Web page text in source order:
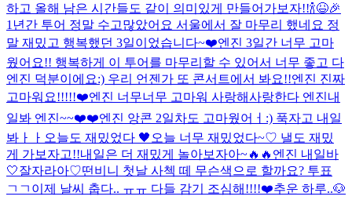
하고 올해 남은 시간들도 같이 의미있게 만들어가보자!!🍾😆🎉
1년간 투어 정말 수고많았어요 서울에서 잘 마무리 했네요 정
말 재밌고 행복했던 3일이었습니다~❤️엔진 3일간 너무 고마
웠어요!! 행복하게 이 투어를 마무리할 수 있어서 너무 좋고 다
엔진 덕분이에요:) 우리 언젠가 또 콘서트에서 봐요!!엔진 진짜
고마워요!!!!!❤️엔진 너무너무 고마워 사랑해사랑한다 엔진내
일봐 엔진~~❤️❤️엔진 앙콘 2일차도 고마웠어ㅓ:) 푹자고 내일
봐ㅏㅏ 오늘도 재밌었다 🖤 오늘 너무 재밌었다~♡ 낼도 재밌
게 가보자고!!내일은 더 재밌게 놀아보자아~🔥🔥 엔진 내일바
🤍잘자라아♡떤비니 첫날 사첵 떼 무슨색으로 할까요? 투표
ㄱㄱ 이제 날씨 춥다.. ㅠㅠ 다들 감기 조심해!!!!❤️추운 하루..🐶